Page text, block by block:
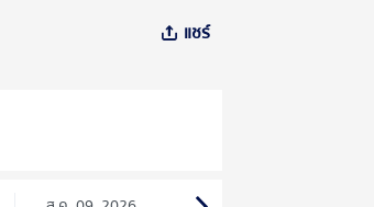
แชร์